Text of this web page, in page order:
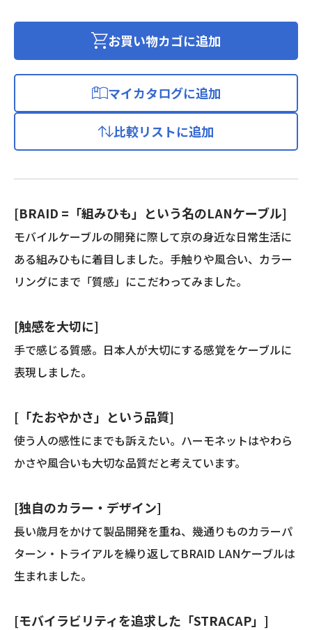
ド/BRAID
(カ
ゴ
準
拠/
両
端
プ
グ
付
き)
個
お買い物カゴに追加
マイカタログに追加
比較リストに追加
[BRAID =「組みひも」という名のLANケーブル]
モバイルケーブルの開発に際して京の身近な日常生活に
ある組みひもに着目しました。手触りや風合い、カラー
リングにまで「質感」にこだわってみました。
[触感を大切に]
手で感じる質感。日本人が大切にする感覚をケーブルに
表現しました。
[「たおやかさ」という品質]
使う人の感性にまでも訴えたい。ハーモネットはやわら
かさや風合いも大切な品質だと考えています。
[独自のカラー・デザイン]
長い歳月をかけて製品開発を重ね、幾通りものカラーパ
ターン・トライアルを繰り返してBRAID LANケーブルは
生まれました。
[モバイラビリティを追求した「STRACAP」]